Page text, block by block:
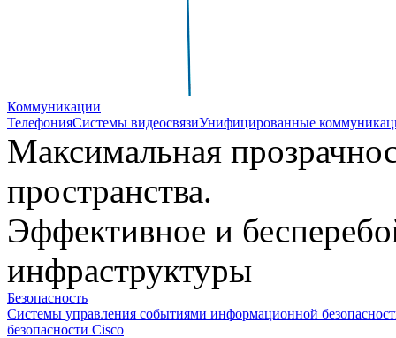
Коммуникации
ТелефонияСистемы видеосвязиУнифицированные
Максимальная
пространства.
Эффективное и
инфраструктуры
Безопасность
Системы управления событиями информационной
безопасности Cisco